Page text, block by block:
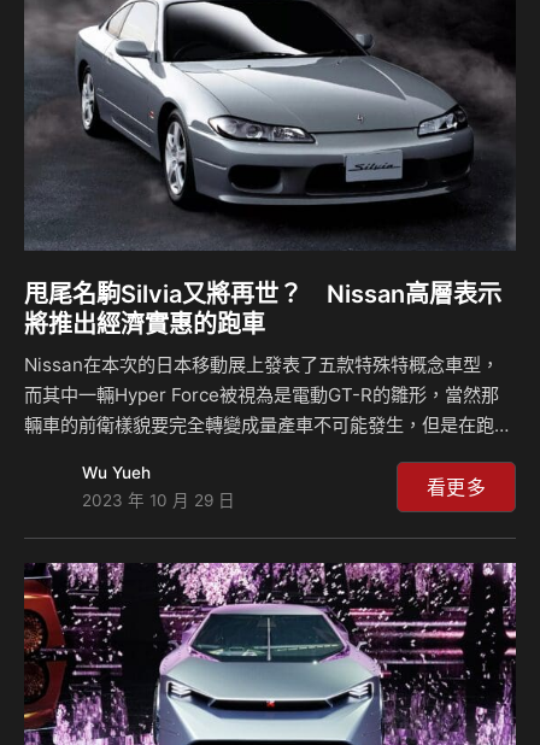
甩尾名駒Silvia又將再世？ Nissan高層表示
將推出經濟實惠的跑車
Nissan在本次的日本移動展上發表了五款特殊特概念車型，
而其中一輛Hyper Force被視為是電動GT-R的雛形，當然那
輛車的前衛樣貌要完全轉變成量產車不可能發生，但是在跑車
門的Z跑車之外，GT-R旗艦的位置也會有後繼車款出現，而且
原廠還想要推出一款經濟實惠的電動跑車，被人猜想可能會是
現代化的Silvia後驅甩尾名駒。 本次日本移動展上，Nissan品
牌展區當中最亮眼的明星就是Hyper Force這輛動力高達
1,360匹(PS)的純電四驅概念跑車，也被車迷視為GT-R的未
來，不過GT-R的售價總是不那麼親民，而如果想要讓品牌有
更多…
Wu Yueh
2023 年 10 月 29 日
看更多